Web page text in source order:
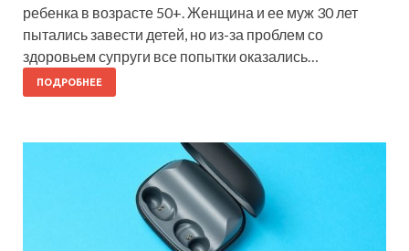
ребенка в возрасте 50+. Женщина и ее муж 30 лет
пытались завести детей, но из-за проблем со
здоровьем супруги все попытки оказались…
ПОДРОБНЕЕ